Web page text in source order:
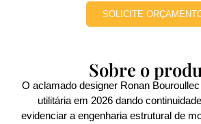
SOLICITE
Sobre o
O aclamado designer Ronan
utilitária em 2026 dando
evidenciar a engenharia estrutural de